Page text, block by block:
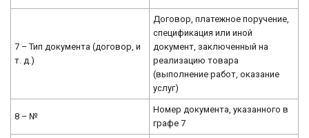
7 – Тип документа (договор, и
т. д.)
Договор, платежное поручение,
спецификация или иной
документ, заключенный на
реализацию товара
(выполнение работ, оказание
услуг)
8 – №
Номер документа, указанного в
графе 7